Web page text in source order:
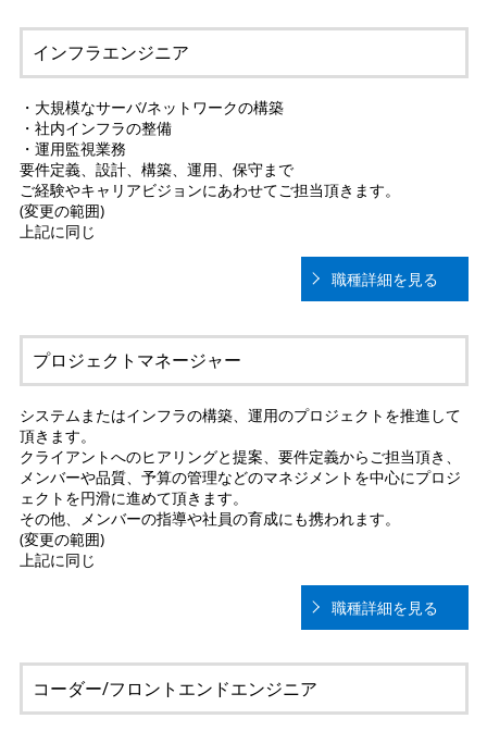
インフラエンジニア
・大規模なサーバ/ネットワークの構築
・社内インフラの整備
・運用監視業務
要件定義、設計、構築、運用、保守まで
ご経験やキャリアビジョンにあわせてご担当頂きます。
(変更の範囲)
上記に同じ
職種詳細を見る
プロジェクトマネージャー
システムまたはインフラの構築、運用のプロジェクトを推進して
頂きます。
クライアントへのヒアリングと提案、要件定義からご担当頂き、
メンバーや品質、予算の管理などのマネジメントを中心にプロジ
ェクトを円滑に進めて頂きます。
その他、メンバーの指導や社員の育成にも携われます。
(変更の範囲)
上記に同じ
職種詳細を見る
コーダー/フロントエンドエンジニア